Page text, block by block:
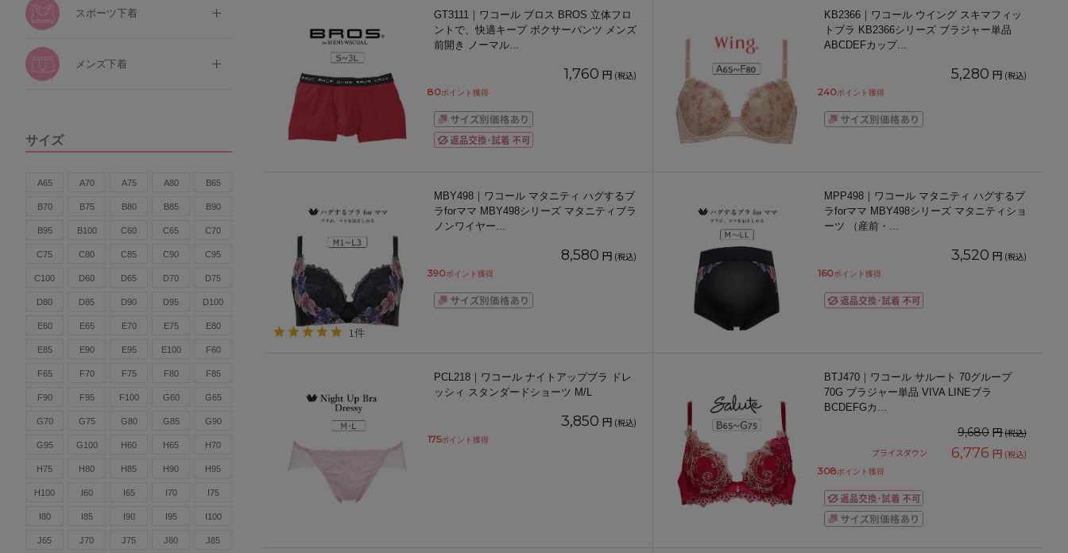
スポーツ下着
メンズ下着
サイズ
A65 A70 A75 A80 B65
B70 B75 B80 B85 B90
B95 B100 C60 C65 C70
C75 C80 C85 C90 C95
C100 D60 D65 D70 D75
D80 D85 D90 D95 D100
E60 E65 E70 E75 E80
E85 E90 E95 E100 F60
F65 F70 F75 F80 F85
F90 F95 F100 G60 G65
G70 G75 G80 G85 G90
G95 G100 H60 H65 H70
H75 H80 H85 H90 H95
H100 I60 I65 I70 I75
I80 I85 I90 I95 I100
J65 J70 J75 J80 J85
GT3111｜ワコール ブロス BROS 立体フロ
ントで、快適キープ ボクサーパンツ メンズ
前開き ノーマル...
1,760 円 (税込)
80ポイント獲得
KB2366｜ワコール ウイング スキマフィッ
トブラ KB2366シリーズ ブラジャー単品
ABCDEFカップ...
5,280 円 (税込)
240ポイント獲得
MBY498｜ワコール マタニティ ハグするブ
ラforママ MBY498シリーズ マタニティブラ
ノンワイヤー...
1件
8,580 円 (税込)
390ポイント獲得
MPP498｜ワコール マタニティ ハグするブ
ラforママ MBY498シリーズ マタニティショ
ーツ （産前・ ...
3,520 円 (税込)
160ポイント獲得
PCL218｜ワコール ナイトアップブラ ドレ
ッシィ スタンダードショーツ M/L
3,850 円 (税込)
175ポイント獲得
BTJ470｜ワコール サルート 70グループ
70G ブラジャー単品 VIVA LINEブラ
BCDEFGカ ...
9,680 円(税込)
プライスダウン
6,776 円 (税込)
308ポイント獲得